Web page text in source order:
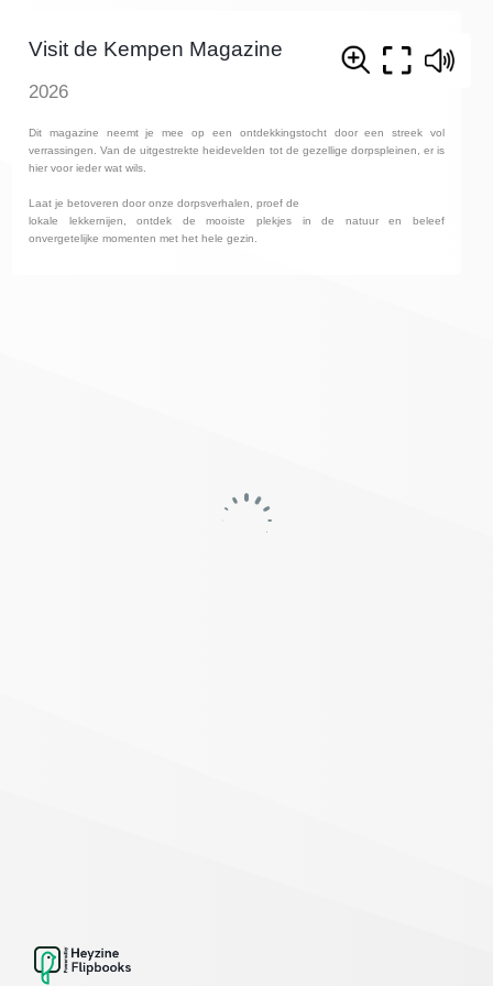
Visit de Kempen Magazine
2026
Dit magazine neemt je mee op een ontdekkingstocht door een streek vol
verrassingen. Van de uitgestrekte heidevelden tot de gezellige dorpspleinen, er is
hier voor ieder wat wils.
Laat je betoveren door onze dorpsverhalen, proef de
lokale lekkernijen, ontdek de mooiste plekjes in de natuur en beleef
onvergetelijke momenten met het hele gezin.